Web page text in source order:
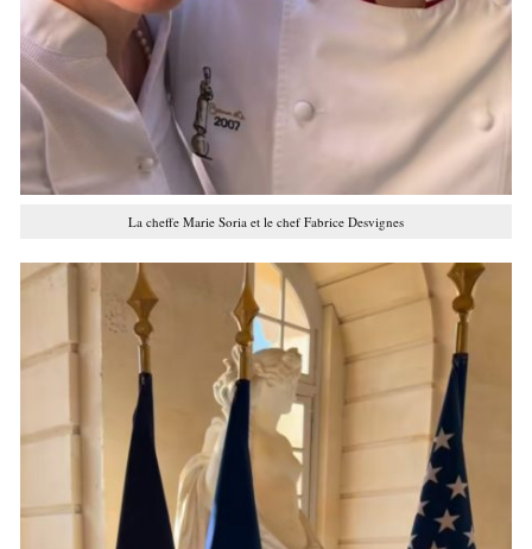
La cheffe Marie Soria et le chef Fabrice Desvignes